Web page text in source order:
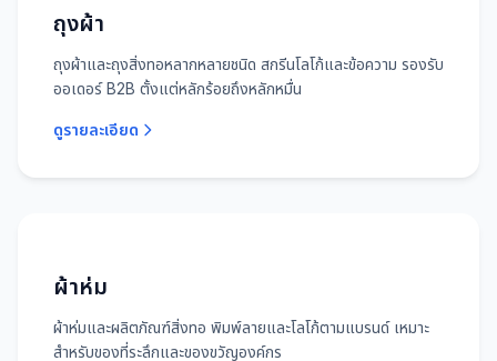
ถุงผ้า
ถุงผ้าและถุงสิ่งทอหลากหลายชนิด สกรีนโลโก้และข้อความ รองรับ
ออเดอร์ B2B ตั้งแต่หลักร้อยถึงหลักหมื่น
ดูรายละเอียด
ผ้าห่ม
ผ้าห่มและผลิตภัณฑ์สิ่งทอ พิมพ์ลายและโลโก้ตามแบรนด์ เหมาะ
สำหรับของที่ระลึกและของขวัญองค์กร